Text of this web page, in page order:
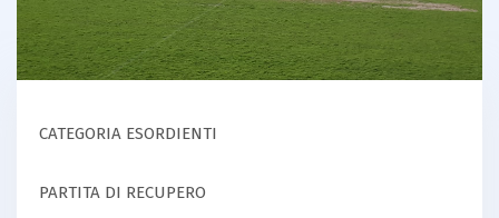
CATEGORIA ESORDIENTI
PARTITA DI RECUPERO